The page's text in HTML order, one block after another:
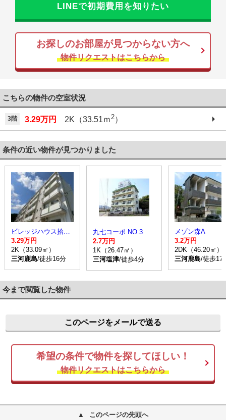
LINEで初期費用を知りたい
お探しのお部屋が見つからない方へ
物件リクエストはこちらから
こちらの物件の空室状況
3階 3.29万円 2K（33.51ｍ 2）
条件の近い物件が見つかりました
ビレッジハウス拾石2号棟
3.29万円
2K（33.09㎡）
三河鹿島/徒歩16分
丸七コーポ NO.3
2.7万円
1K（26.47㎡）
三河塩津/徒歩4分
メゾン森A
3.2万円
2DK（46.20㎡）
三河鹿島/徒歩17
今まで閲覧した物件
このページをメールで送る
希望の条件で物件を探してほしい！
物件リクエストはこちらから
このページの先頭へ